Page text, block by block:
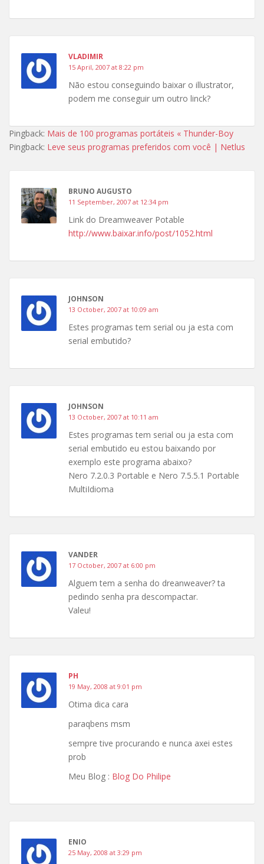
VLADIMIR
15 April, 2007 at 8:22 pm
Não estou conseguindo baixar o illustrator,
podem me conseguir um outro linck?
Pingback: Mais de 100 programas portáteis « Thunder-Boy
Pingback: Leve seus programas preferidos com você | Netlus
BRUNO AUGUSTO
11 September, 2007 at 12:34 pm
Link do Dreamweaver Potable
http://www.baixar.info/post/1052.html
JOHNSON
13 October, 2007 at 10:09 am
Estes programas tem serial ou ja esta com
serial embutido?
JOHNSON
13 October, 2007 at 10:11 am
Estes programas tem serial ou ja esta com
serial embutido eu estou baixando por
exemplo este programa abaixo?
Nero 7.2.0.3 Portable e Nero 7.5.5.1 Portable
MultiIdioma
VANDER
17 October, 2007 at 6:00 pm
Alguem tem a senha do dreanweaver? ta
pedindo senha pra descompactar.
Valeu!
PH
19 May, 2008 at 9:01 pm
Otima dica cara
paraqbens msm
sempre tive procurando e nunca axei estes
prob
Meu Blog : Blog Do Philipe
ENIO
25 May, 2008 at 3:29 pm